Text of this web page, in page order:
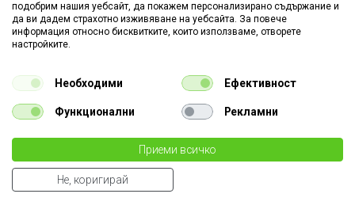
€ 0.69
Карта на сайта
Кариери
Как да намеря документ
към поръчка
Платформа за AРС
Конфигуратор за ел.
ключове и контакти
Уважаеми Клиенти, моля да имате предвид, че всички изображения на
нашия сайт са илюстративни,
те могат да се различават от действителния изглед на продукта без това да
променя неговите технически характеристики по някакъв начин.
подобрим нашия уебсайт, да покажем персонализирано съдържание и
да ви дадем страхотно изживяване на уебсайта. За повече
информация относно бисквитките, които използваме, отворете
настройките.
Необходими Ефективност
Функционални Рекламни
Приеми всичко
Не, коригирай